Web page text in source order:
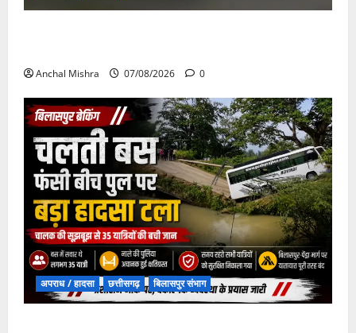
Anchal Mishra 07/08/2026 0
अपराध / हादसा छत्तीसगढ़ बिलासपुर संभाग